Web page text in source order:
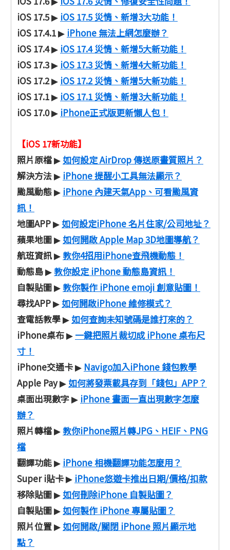
iOS 17.5▶ iOS 17.5 災情、新增3大功能！
iOS 17.4.1▶ iPhone 無法上網怎麼辦？
iOS 17.4▶ iOS 17.4 災情、新增5大新功能！
iOS 17.3▶ iOS 17.3 災情、新增4大新功能！
iOS 17.2▶ iOS 17.2 災情、新增5大新功能！
iOS 17.1▶ iOS 17.1 災情、新增3大新功能！
iOS 17.0▶ iPhone正式版更新懶人包！
【iOS 17新功能】
照片原檔▶如何設定 AirDrop 傳送原畫質照片？
解決方法▶ iPhone 提醒小工具無法顯示？
颱風動態▶ iPhone 內建天氣App、可看颱風資
訊！
地圖APP▶如何設定iPhone 名片住家/公司地址？
蘋果地圖▶如何開啟 Apple Map 3D地圖導航？
航班資訊▶教你4招用iPhone查飛機動態！
動態島▶教你設定 iPhone 動態島資訊！
自製貼圖▶教你製作 iPhone emoji 創意貼圖！
尋找APP▶如何開啟iPhone 維修模式？
查電話教學▶如何查詢未知號碼是誰打來的？
iPhone桌布▶ 一鍵把照片裁切成 iPhone 桌布尺
寸！
iPhone交通卡▶ Navigo加入iPhone 錢包教學
Apple Pay▶如何將發票載具存到「錢包」APP？
桌面出現數字▶ iPhone 畫面一直出現數字怎麼
辦？
照片轉檔▶教你iPhone照片轉JPG、HEIF、PNG
檔
翻譯功能▶ iPhone 相機翻譯功能怎麼用？
Super i貼卡▶ iPhone悠遊卡推出日期/價格/扣款
移除貼圖▶如何刪除iPhone 自製貼圖？
自製貼圖▶如何製作 iPhone 專屬貼圖？
照片位置▶如何開啟/關閉 iPhone 照片顯示地
點？